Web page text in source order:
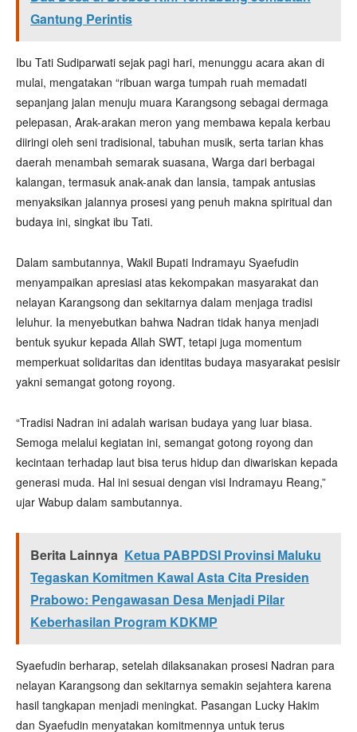
Gantung Perintis
Ibu Tati Sudiparwati sejak pagi hari, menunggu acara akan di
mulai, mengatakan “ribuan warga tumpah ruah memadati
sepanjang jalan menuju muara Karangsong sebagai dermaga
pelepasan, Arak-arakan meron yang membawa kepala kerbau
diiringi oleh seni tradisional, tabuhan musik, serta tarian khas
daerah menambah semarak suasana, Warga dari berbagai
kalangan, termasuk anak-anak dan lansia, tampak antusias
menyaksikan jalannya prosesi yang penuh makna spiritual dan
budaya ini, singkat ibu Tati.
Dalam sambutannya, Wakil Bupati Indramayu Syaefudin
menyampaikan apresiasi atas kekompakan masyarakat dan
nelayan Karangsong dan sekitarnya dalam menjaga tradisi
leluhur. Ia menyebutkan bahwa Nadran tidak hanya menjadi
bentuk syukur kepada Allah SWT, tetapi juga momentum
memperkuat solidaritas dan identitas budaya masyarakat pesisir
yakni semangat gotong royong.
“Tradisi Nadran ini adalah warisan budaya yang luar biasa.
Semoga melalui kegiatan ini, semangat gotong royong dan
kecintaan terhadap laut bisa terus hidup dan diwariskan kepada
generasi muda. Hal ini sesuai dengan visi Indramayu Reang,”
ujar Wabup dalam sambutannya.
Berita Lainnya Ketua PABPDSI Provinsi Maluku
Tegaskan Komitmen Kawal Asta Cita Presiden
Prabowo: Pengawasan Desa Menjadi Pilar
Keberhasilan Program KDKMP
Syaefudin berharap, setelah dilaksanakan prosesi Nadran para
nelayan Karangsong dan sekitarnya semakin sejahtera karena
hasil tangkapan menjadi meningkat. Pasangan Lucky Hakim
dan Syaefudin menyatakan komitmennya untuk terus